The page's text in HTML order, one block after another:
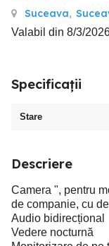
Suceava,
Valabil din 8/3/
Specificații
Stare
Descriere
Camera ", pentru
de companie, cu
Audio bidirecțional
Vedere nocturnă